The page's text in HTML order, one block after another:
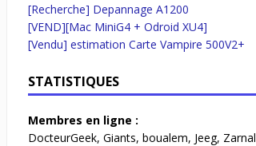
[Recherche] Depannage A1200
[VEND][Mac MiniG4 + Odroid XU4]
[Vendu] estimation Carte Vampire 500V2+
STATISTIQUES
Membres en ligne :
DocteurGeek, Giants, boualem, Jeeg, Zarnal